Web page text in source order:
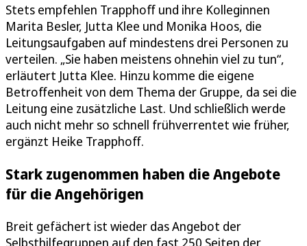
Stets empfehlen Trapphoff und ihre Kolleginnen
Marita Besler, Jutta Klee und Monika Hoos, die
Leitungsaufgaben auf mindestens drei Personen zu
verteilen. „Sie haben meistens ohnehin viel zu tun“,
erläutert Jutta Klee. Hinzu komme die eigene
Betroffenheit von dem Thema der Gruppe, da sei die
Leitung eine zusätzliche Last. Und schließlich werde
auch nicht mehr so schnell frühverrentet wie früher,
ergänzt Heike Trapphoff.
Stark zugenommen haben die Angebote
für die Angehörigen
Breit gefächert ist wieder das Angebot der
Selbsthilfegruppen auf den fast 250 Seiten der